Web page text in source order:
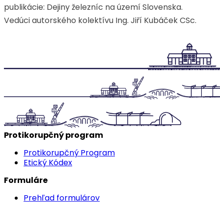
publikácie: Dejiny železníc na území Slovenska.
Vedúci autorského kolektívu Ing. Jiří Kubáček CSc.
Protikorupčný program
Protikorupčný Program
Etický Kódex
Formuláre
Prehľad formulárov